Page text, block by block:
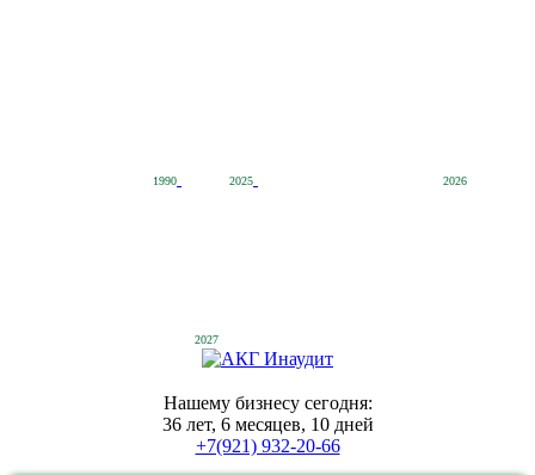
1990 2025 2026
2027
Нашему бизнесу сегодня:
36 лет, 6 месяцев, 10 дней
+7(921) 932-20-66